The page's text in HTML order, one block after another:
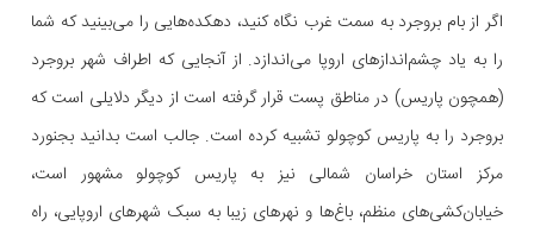
اگر از بام بروجرد به سمت غرب نگاه کنید، دهکده‌هایی را می‌بینید که شما
را به یاد چشم‌اندازهای اروپا می‌اندازد. از آنجایی که اطراف شهر بروجرد
(همچون پاریس) در مناطق پست قرار گرفته است از دیگر دلایلی است که
بروجرد را به پاریس کوچولو تشبیه کرده است. جالب است بدانید بجنورد
مرکز استان خراسان شمالی نیز به پاریس کوچولو مشهور است،
خیابان‌کشی‌های منظم، باغ‌ها و نهرهای زیبا به سبک شهرهای اروپایی، راه